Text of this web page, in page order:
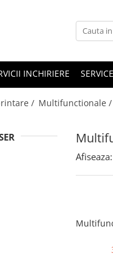
INCHIRIERE
/ Multifunctionale /
Afiseaza: